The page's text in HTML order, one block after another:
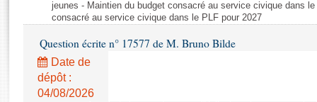
Rapports législatifs
Rapports sur l'application des lois
Anciennes législatures
jeunes - Maintien du budget consacré au service civique dans
consacré au service civique dans le PLF pour 2027
Question écrite n° 17577 de M. Bruno Bilde
Date de
dépôt :
04/08/2026